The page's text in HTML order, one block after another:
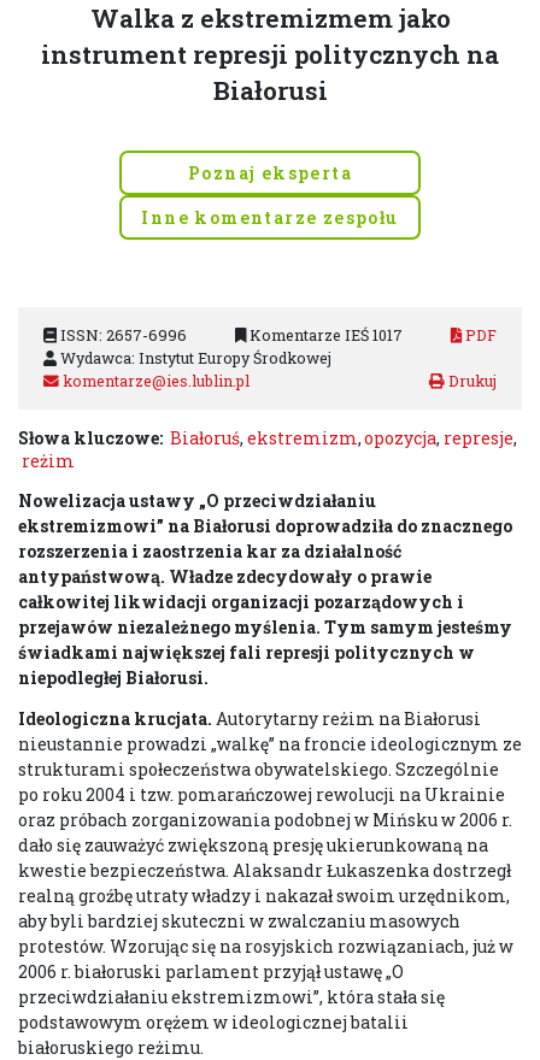
Walka z ekstremizmem jako
instrument represji politycznych na
Białorusi
Poznaj eksperta
Inne komentarze zespołu
ISSN: 2657-6996 Komentarze IEŚ 1017
PDF
Wydawca: Instytut Europy Środkowej
komentarze@ies.lublin.pl
Słowa kluczowe: Białoruś, ekstremizm,opozycja, represje,
reżim
Nowelizacja ustawy „O przeciwdziałaniu
ekstremizmowi” na Białorusi doprowadziła do znacznego
rozszerzenia i zaostrzenia kar za działalność
antypaństwową. Władze zdecydowały o prawie
całkowitej likwidacji organizacji pozarządowych i
przejawów niezależnego myślenia. Tym samym jesteśmy
świadkami największej fali represji politycznych w
niepodległej Białorusi.
Ideologiczna krucjata. Autorytarny reżim na Białorusi
nieustannie prowadzi „walkę” na froncie ideologicznym ze
strukturami społeczeństwa obywatelskiego. Szczególnie
po roku 2004 i tzw. pomarańczowej rewolucji na Ukrainie
oraz próbach zorganizowania podobnej w Mińsku w 2006 r.
dało się zauważyć zwiększoną presję ukierunkowaną na
kwestie bezpieczeństwa. Alaksandr Łukaszenka dostrzegł
realną groźbę utraty władzy i nakazał swoim urzędnikom,
aby byli bardziej skuteczni w zwalczaniu masowych
protestów. Wzorując się na rosyjskich rozwiązaniach, już w
2006 r. białoruski parlament przyjął ustawę „O
przeciwdziałaniu ekstremizmowi”, która stała się
podstawowym orężem w ideologicznej batalii
białoruskiego reżimu.